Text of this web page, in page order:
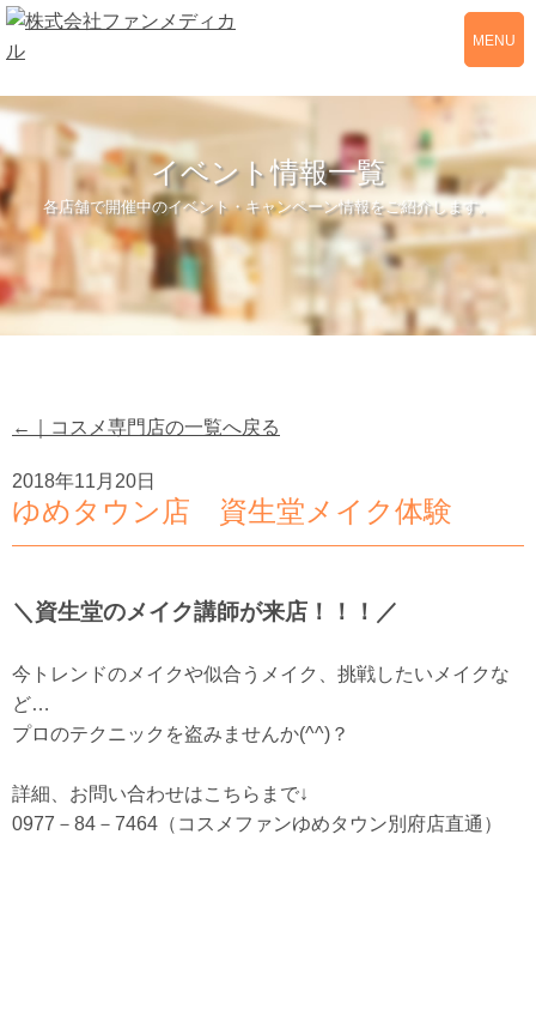
MENU
イベント情報一覧
各店舗で開催中のイベント・キャンペーン情報をご紹介します。
←｜コスメ専門店の一覧へ戻る
2018年11月20日
ゆめタウン店 資生堂メイク体験
＼資生堂のメイク講師が来店！！！／
今トレンドのメイクや似合うメイク、挑戦したいメイクな
ど…
プロのテクニックを盗みませんか(^^)？
詳細、お問い合わせはこちらまで↓
0977－84－7464（コスメファンゆめタウン別府店直通）